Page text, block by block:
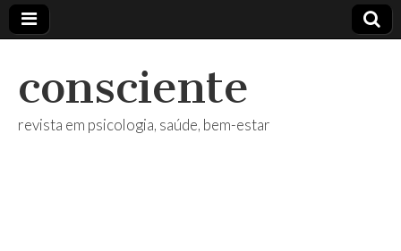
consciente
revista em psicologia, saúde, bem-estar